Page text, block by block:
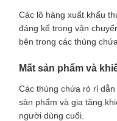
Các lô hàng xuất khẩu
đáng kể trong vận
bên trong các thùng
Mất sản phẩm và
Các thùng chứa rò rỉ
sản phẩm và gia tăng
người dùng cuối.